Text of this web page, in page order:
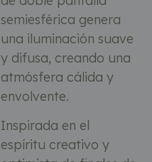
semiesférica genera
una iluminación suave
y difusa, creando una
atmósfera cálida y
envolvente.
Inspirada en el
espíritu creativo y